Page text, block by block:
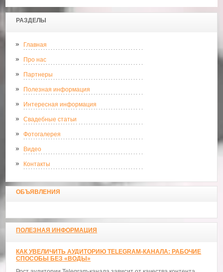
РАЗДЕЛЫ
Главная
Про нас
Партнеры
Полезная информация
Интересная информация
Свадебные статьи
Фотогалерея
Видео
Контакты
ОБЪЯВЛЕНИЯ
ПОЛЕЗНАЯ ИНФОРМАЦИЯ
КАК УВЕЛИЧИТЬ АУДИТОРИЮ TELEGRAM-КАНАЛА: РАБОЧИЕ
СПОСОБЫ БЕЗ «ВОДЫ»